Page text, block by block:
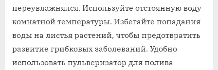
переувлажнялся. Используйте отстоянную воду
комнатной температуры. Избегайте попадания
воды на листья растений, чтобы предотвратить
развитие грибковых заболеваний. Удобно
использовать пульверизатор для полива